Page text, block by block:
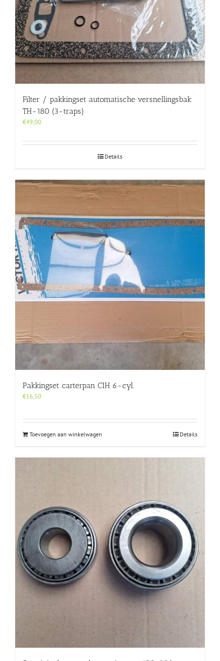
Filter / pakkingset automatische versnellingsbak
TH-180 (3-traps)
€49,00
Details
Pakkingset carterpan CIH 6-cyl.
€16,50
Toevoegen aan winkelwagen Details